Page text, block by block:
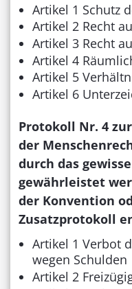
Artikel 1 Schutz
Artikel 2 Recht
Artikel 3 Recht
Artikel 4
Artikel 5
Artikel 6
Protokoll Nr. 4
der
durch das
gewährleistet
der Konvention
Zusatzprotokoll
Artikel 1 Verbot
wegen Schulden
Artikel 2